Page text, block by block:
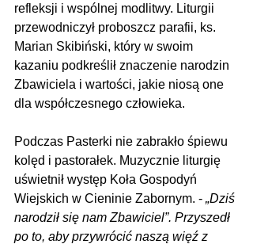
refleksji i wspólnej modlitwy. Liturgii
przewodniczył proboszcz parafii, ks.
Marian Skibiński, który w swoim
kazaniu podkreślił znaczenie narodzin
Zbawiciela i wartości, jakie niosą one
dla współczesnego człowieka.
Podczas Pasterki nie zabrakło śpiewu
kolęd i pastorałek. Muzycznie liturgię
uświetnił występ Koła Gospodyń
Wiejskich w Cieninie Zabornym. - „Dziś
narodził się nam Zbawiciel”. Przyszedł
po to, aby przywrócić naszą więź z